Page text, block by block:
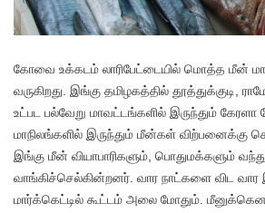
கோவை உக்கடம் லாரிபேட்டையில் மொத்த மீன்
வருகிறது. இங்கு தமிழகத்தில் தூத்துக்குடி,
உட்பட பல்வேறு மாவட்டங்களில் இருந்தும்
மாநிலங்களில் இருந்தும் மீன்கள் விற்பனைக்கு
இங்கு மீன் வியாபாரிகளும், பொதுமக்களும்
வாங்கிச்செல்கின்றனர். வார நாட்களை விட வார
மார்க்கெட்டில் கூட்டம் அலை மோதும்.